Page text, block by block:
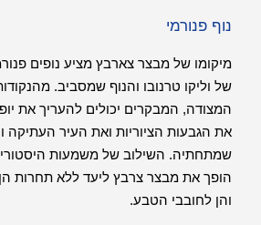
נוף פנורמי
מיקומו של מבצר צארבץ מציע נופים
של וליקו טרנובו והנוף שמסביב.
המצודה, המבקרים יכולים להעריך את
את הגבעות הציוריות ואת העיר העתיקה
שמתחתיה. השילוב של משמעות
הופך את מבצר צרבץ ליעד ללא תחרות
והן לחובבי הטבע.